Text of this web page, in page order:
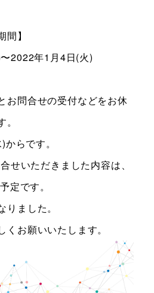
FREE TRIAL
011-600-6789
予約はこちら
間】
2022年1月4日(火)
お問合せの受付などをお休
らです。
せいただきました内容は、
定です。
ました。
お願いいたします。